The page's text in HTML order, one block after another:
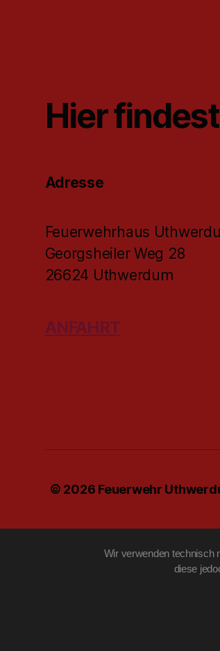
Hier
Adresse
Feuerwehrhaus
Georgsheiler Weg 28
26624 Uthwerdum
ANFAHRT
© 2026 Feuerwehr
Wir verwenden technisch
diese